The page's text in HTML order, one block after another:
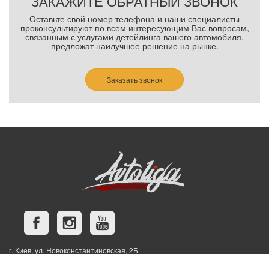
Оставьте свой номер телефона и наши специалисты
проконсультируют по всем интересующим Вас вопросам,
связанным с услугами детейлинга вашего автомобиля,
предложат наилучшее решение на рынке.
Заказать звонок
г. Киев, ул. Новоконстантиновская, 2Б